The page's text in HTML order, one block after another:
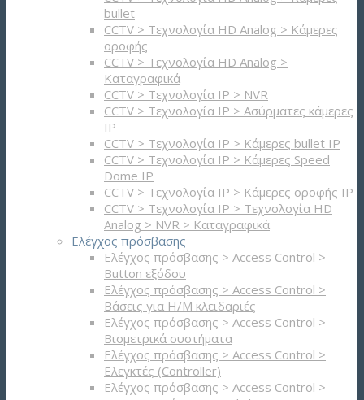
bullet
CCTV > Τεχνολογία HD Analog > Κάμερες
οροφής
CCTV > Τεχνολογία HD Analog >
Καταγραφικά
CCTV > Τεχνολογία IP > NVR
CCTV > Τεχνολογία IP > Ασύρματες κάμερες
IP
CCTV > Τεχνολογία IP > Κάμερες bullet IP
CCTV > Τεχνολογία IP > Κάμερες Speed
Dome IP
CCTV > Τεχνολογία IP > Κάμερες οροφής IP
CCTV > Τεχνολογία IP > Τεχνολογία HD
Analog > NVR > Καταγραφικά
Ελέγχος πρόσβασης
Ελέγχος πρόσβασης > Access Control >
Button εξόδου
Ελέγχος πρόσβασης > Access Control >
Βάσεις για Η/Μ κλειδαριές
Ελέγχος πρόσβασης > Access Control >
Βιομετρικά συστήματα
Ελέγχος πρόσβασης > Access Control >
Ελεγκτές (Controller)
Ελέγχος πρόσβασης > Access Control >